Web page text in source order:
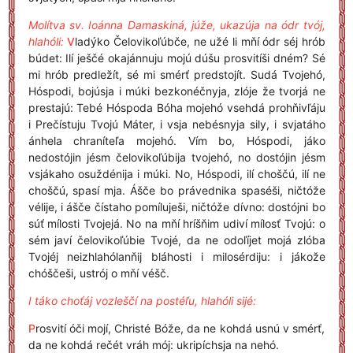
Molítva sv. Ioánna Damaskiná, júže, ukazúja na ódr tvój,
hlahóli: Vladýko Čelovikoľúbče, ne užé li mňí ódr séj hrób
búdet: Ilí ješčé okajánnuju mojú dúšu prosvitíši dném? Sé
mi hrób predležít, sé mi smérť predstojít. Sudá Tvojehó,
Hóspodi, bojúsja i múki bezkonéčnyja, zlóje že tvorjá ne
prestajú: Tebé Hóspoda Bóha mojehó vsehdá prohňivľáju
i Prečístuju Tvojú Máter, i vsja nebésnyja sily, i svjatáho
ánhela chraníteľa mojehó. Vím bo, Hóspodi, jáko
nedostójin jésm čelovikoľúbija tvojehó, no dostójin jésm
vsjákaho osuždénija i múki. No, Hóspodi, ilí choščú, ilí ne
choščú, spasí mja. Ášče bo právednika spaséši, ničtóže
vélije, i ášče čístaho pomíluješi, ničtóže dívno: dostójni bo
súť mílosti Tvojejá. No na mňí hríšňim udiví mílosť Tvojú: o
sém javí čelovikoľúbie Tvojé, da ne odoľíjet mojá zlóba
Tvojéj neizhlahólanňij bláhosti i milosérdiju: i jákože
chóščeši, ustrój o mňí véšč.
I táko choťáj vozleščí na postéľu, hlahóli sijé:
Prosvití óči mojí, Christé Bóže, da ne kohdá usnú v smérť,
da ne kohdá rečét vráh mój: ukripíchsja na nehó.